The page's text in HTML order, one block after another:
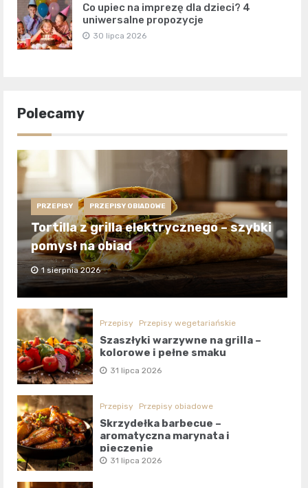
Co upiec na imprezę dla dzieci? 4
uniwersalne propozycje
30 lipca 2026
Polecamy
PRZEPISY PRZEPISY OBIADOWE
Tortilla z grilla elektrycznego – szybki
pomysł na obiad
1 sierpnia 2026
Przepisy Przepisy wegetariańskie
Szaszłyki warzywne na grilla –
kolorowe i pełne smaku
31 lipca 2026
Przepisy Przepisy obiadowe
Skrzydełka barbecue –
aromatyczna marynata i
pieczenie
31 lipca 2026